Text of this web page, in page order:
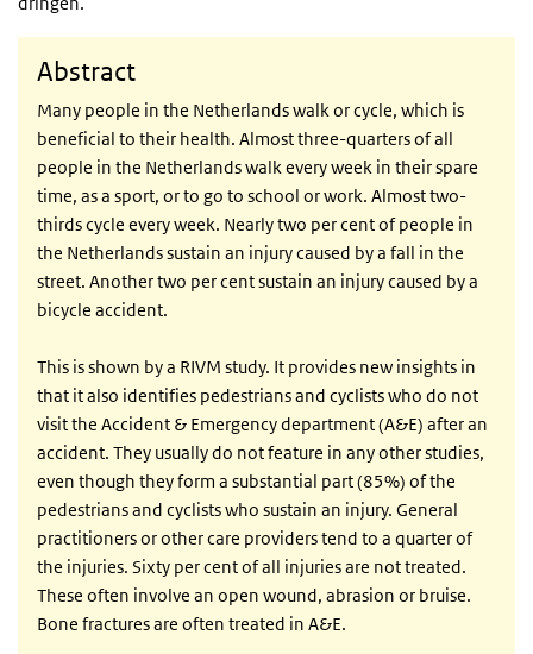
Abstract
Many people in the Netherlands walk or cycle, which is
beneficial to their health. Almost three-quarters of all
people in the Netherlands walk every week in their spare
time, as a sport, or to go to school or work. Almost two-
thirds cycle every week. Nearly two per cent of people in
the Netherlands sustain an injury caused by a fall in the
street. Another two per cent sustain an injury caused by a
bicycle accident.
This is shown by a RIVM study. It provides new insights in
that it also identifies pedestrians and cyclists who do not
visit the Accident & Emergency department (A&E) after an
accident. They usually do not feature in any other studies,
even though they form a substantial part (85%) of the
pedestrians and cyclists who sustain an injury. General
practitioners or other care providers tend to a quarter of
the injuries. Sixty per cent of all injuries are not treated.
These often involve an open wound, abrasion or bruise.
Bone fractures are often treated in A&E.